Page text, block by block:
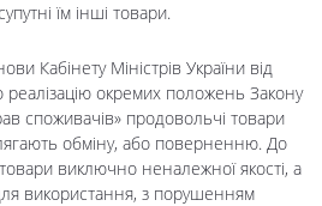
їм інші товари.
Кабінету Міністрів України від
окремих положень Закону
споживачів» продовольчі товари
обміну, або поверненню. До
виключно неналежної якості, а
використання, з порушенням